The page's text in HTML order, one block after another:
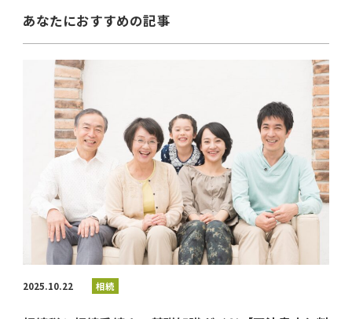
あなたにおすすめの記事
2025.10.22 相続